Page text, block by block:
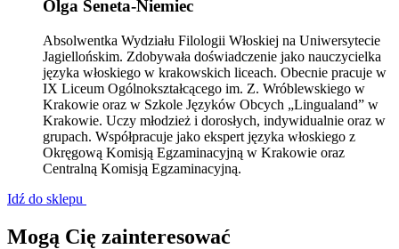
Olga Seneta-Niemiec
Absolwentka Wydziału Filologii Włoskiej na Uniwersytecie
Jagiellońskim. Zdobywała doświadczenie jako nauczycielka
języka włoskiego w krakowskich liceach. Obecnie pracuje w
IX Liceum Ogólnokształcącego im. Z. Wróblewskiego w
Krakowie oraz w Szkole Języków Obcych „Lingualand” w
Krakowie. Uczy młodzież i dorosłych, indywidualnie oraz w
grupach. Współpracuje jako ekspert języka włoskiego z
Okręgową Komisją Egzaminacyjną w Krakowie oraz
Centralną Komisją Egzaminacyjną.
Idź do sklepu
Mogą Cię zainteresować